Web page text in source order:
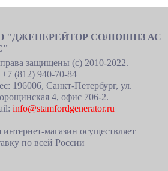
"ДЖЕНЕРЕЙТОР СОЛЮШНЗ АС
защищены (c) 2010-2022.
+7 (812) 940-70-84
196006, Санкт-Петербург, ул.
4, офис 706-2.
info@stamfordgenerator.ru
магазин осуществляет
по всей России